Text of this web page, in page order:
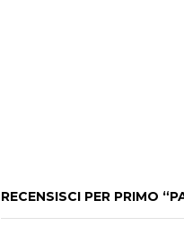
RECENSISCI PER PRIMO